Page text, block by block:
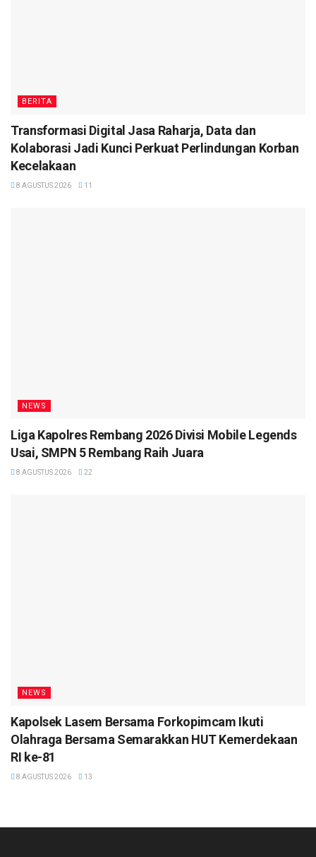
BERITA
Transformasi Digital Jasa Raharja, Data dan
Kolaborasi Jadi Kunci Perkuat Perlindungan Korban
Kecelakaan
8 AGUSTUS 2026 11
NEWS
Liga Kapolres Rembang 2026 Divisi Mobile Legends
Usai, SMPN 5 Rembang Raih Juara
8 AGUSTUS 2026 22
NEWS
Kapolsek Lasem Bersama Forkopimcam Ikuti
Olahraga Bersama Semarakkan HUT Kemerdekaan
RI ke-81
8 AGUSTUS 2026 13